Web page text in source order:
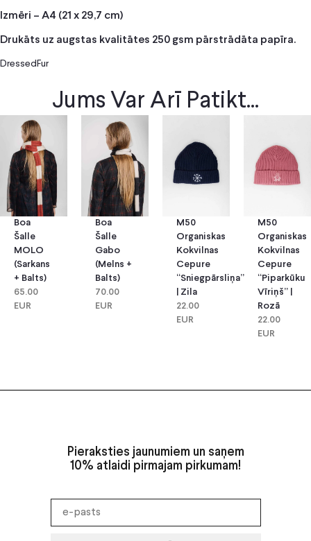
Izmēri – A4 (21 x 29,7 cm)
Drukāts uz augstas kvalitātes 250 gsm pārstrādāta papīra.
DressedFur
Jums Var Arī Patikt...
Boa
Šalle
MOLO
(sarkans
+ Balts)
65.00
EUR
Boa
Šalle
Gabo
(melns +
Balts)
70.00
EUR
M50
Organiskas
Kokvilnas
Cepure
“Sniegpārsliņa”
| Zila
22.00
EUR
M50
Organiskas
Kokvilnas
Cepure
“Piparkūku
Vīriņš” |
Rozā
22.00
EUR
Pieraksties jaunumiem un saņem
10% atlaidi pirmajam pirkumam!